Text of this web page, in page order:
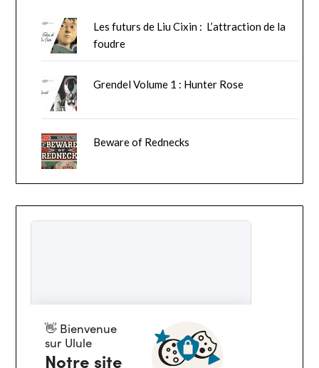
Les futurs de Liu Cixin : L’attraction de la
foudre
Grendel Volume 1 : Hunter Rose
Beware of Rednecks